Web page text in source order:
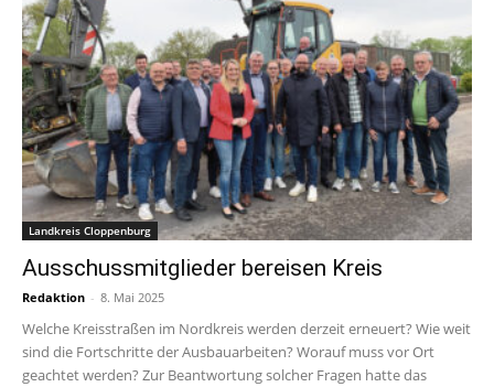
Landkreis Cloppenburg
Ausschussmitglieder bereisen Kreis
Redaktion - 8. Mai 2025
Welche Kreisstraßen im Nordkreis werden derzeit erneuert? Wie weit
sind die Fortschritte der Ausbauarbeiten? Worauf muss vor Ort
geachtet werden? Zur Beantwortung solcher Fragen hatte das